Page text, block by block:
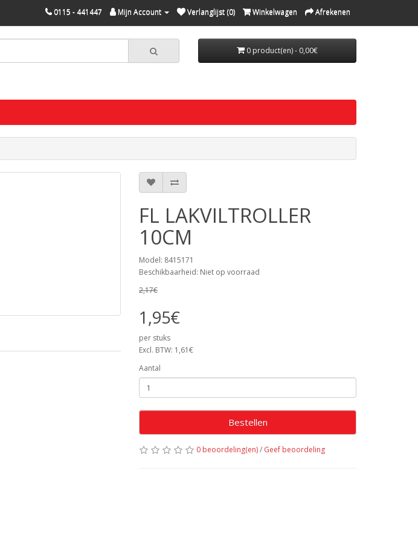
0115 - 441447 Mijn Account Verlanglijst (0) Winkelwagen Afrekenen
0 product(en) - 0,00€
FL LAKVILTROLLER
10CM
Model: 8415171
Beschikbaarheid: Niet op voorraad
2,17€
1,95€
per stuks
Excl. BTW: 1,61€
Aantal
Bestellen
0 beoordeling(en)/ Geef beoordeling